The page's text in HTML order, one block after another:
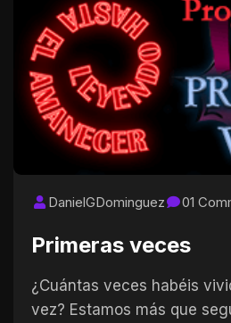
DanielGDominguez 01
Primeras veces
¿Cuántas veces habéis
vez? Estamos más que